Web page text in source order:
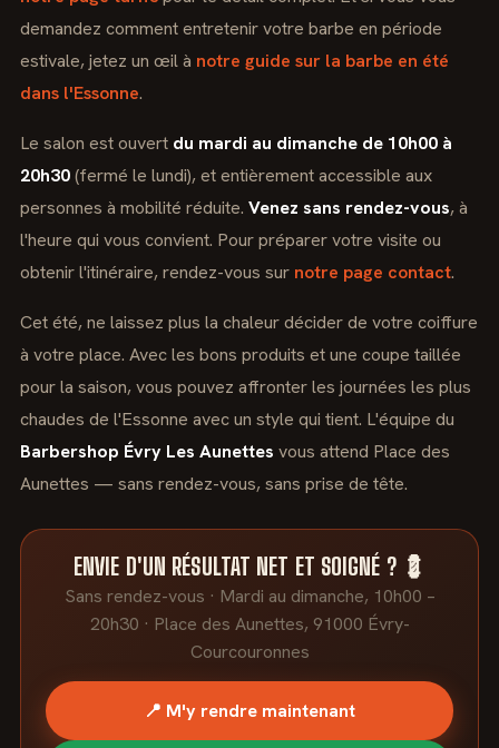
demandez comment entretenir votre barbe en période
estivale, jetez un œil à notre guide sur la barbe en été
dans l'Essonne.
Le salon est ouvert du mardi au dimanche de 10h00 à
20h30(fermé le lundi), et entièrement accessible aux
personnes à mobilité réduite. Venez sans rendez-vous, à
l'heure qui vous convient. Pour préparer votre visite ou
obtenir l'itinéraire, rendez-vous sur notre page contact.
Cet été, ne laissez plus la chaleur décider de votre coiffure
à votre place. Avec les bons produits et une coupe taillée
pour la saison, vous pouvez affronter les journées les plus
chaudes de l'Essonne avec un style qui tient. L'équipe du
Barbershop Évry Les Aunettes vous attend Place des
Aunettes — sans rendez-vous, sans prise de tête.
ENVIE D'UN RÉSULTAT NET ET SOIGNÉ ? 💈
Sans rendez-vous · Mardi au dimanche, 10h00 –
20h30 · Place des Aunettes, 91000 Évry-
Courcouronnes
📍 M'y rendre maintenant